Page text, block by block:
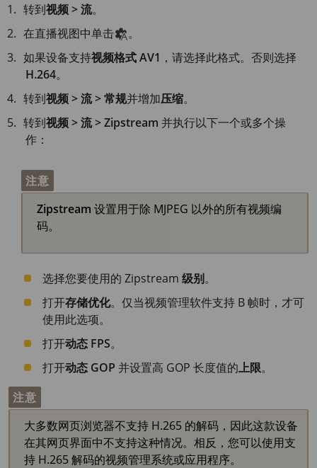
转到视频 > 流。
在直播视图中单击
。
如果设备支持视频格式AV1 ，请选择此格式。否则选择
H.264。
转到视频 > 流 > 常规并增加压缩。
转到视频 > 流 > Zipstream 并执行以下一个或多个操
作：
注意
Zipstream 设置用于除 MJPEG 以外的所有视频编
码。
选择您要使用的 Zipstream 级别。
打开存储优化。仅当视频管理软件支持 B 帧时，才可
使用此选项。
打开动态 FPS。
打开动态 GOP 并设置高 GOP 长度值的上限。
注意
大多数网页浏览器不支持 H.265 的解码，因此这款设备
在其网页界面中不支持这种情况。相反，您可以使用支
持 H.265 解码的视频管理系统或应用程序。